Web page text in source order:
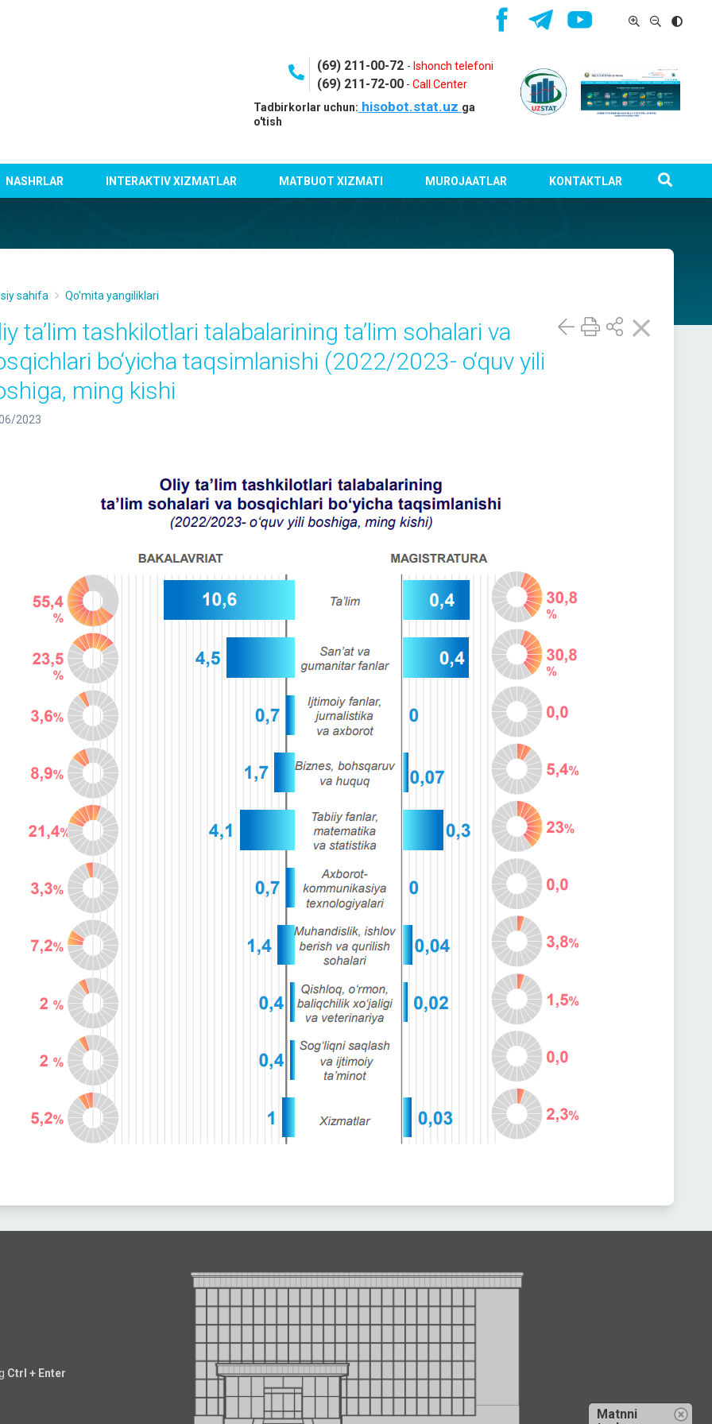
(69) 211-00-72 - Ishonch telefoni
(69) 211-72-00- Call Center
Tadbirkorlar uchun: hisobot.stat.uz ga
o'tish
NASHRLAR INTERAKTIV XIZMATLAR MATBUOT XIZMATI MUROJAATLAR KONTAKTLAR
sahifa Qo'mita yangiliklari
taʼlim tashkilotlari talabalarining taʼlim sohalari va
bo‘yicha taqsimlanishi (2022/2023- o‘quv yili
ming kishi
2023
Ctrl + Enter
Matnni